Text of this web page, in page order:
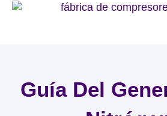
Guía Del